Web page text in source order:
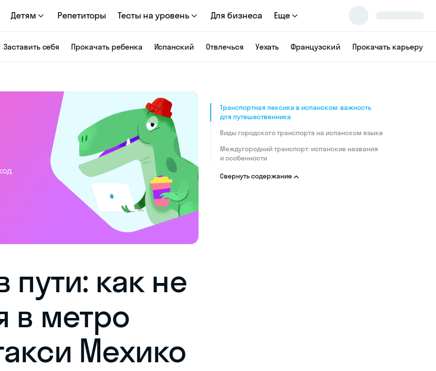
Детям Репетиторы Тесты на уровень Для бизнеса Еще
Заставить себя Прокачать ребенка Испанский Отвлечься Уехать Французский Прокачать карьеру
как не
в метро
Мехико
Транспортная лексика в испанском: важность
для путешественника
Виды городского транспорта на испанском языке
Междугородний транспорт: испанские названия
и особенности
Свернуть содержание